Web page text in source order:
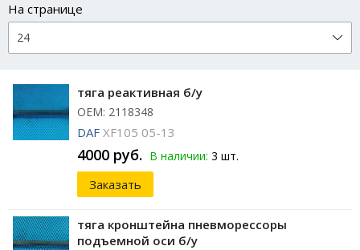
На странице
тяга реактивная б/у
ОЕМ: 2118348
DAF XF105 05-13
4000 руб. В наличии: 3 шт.
Заказать
тяга кронштейна пневморессоры
подъемной оси б/у